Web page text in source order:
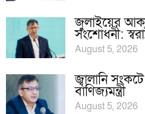
জুলাইয়ের
সংশোধনী:
August 5, 2026
জ্বালানি
বাণিজ্যমন্ত্রী
August 5, 2026